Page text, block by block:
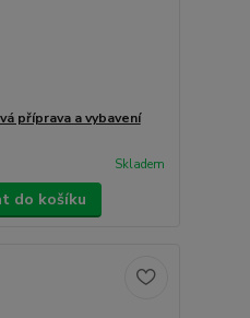
příprava a vybavení
Skladem
do košíku